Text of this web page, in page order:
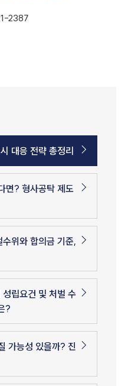
2387
대응 전략 총정리
면? 형사공탁 제도
위와 합의금 기준,
립요건 및 처벌 수
?
가능성 있을까? 진